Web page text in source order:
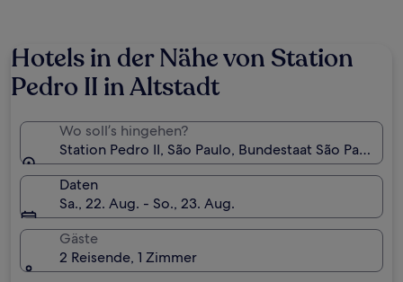
Hotels in der Nähe von Station
Pedro II in Altstadt
Wo soll’s hingehen?
Station Pedro II, São Paulo, Bundestaat São Paulo,
Daten
Sa., 22. Aug. - So., 23. Aug.
Gäste
2 Reisende, 1 Zimmer